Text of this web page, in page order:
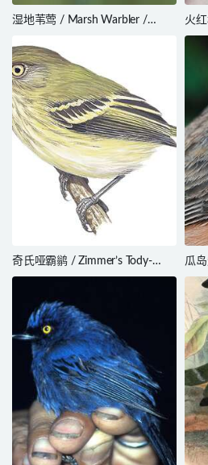
湿地苇莺 / Marsh Warbler /
火
奇氏哑霸鹟 / Zimmer’s Tody-
Tyrant / Hemitriccus minimus
瓜